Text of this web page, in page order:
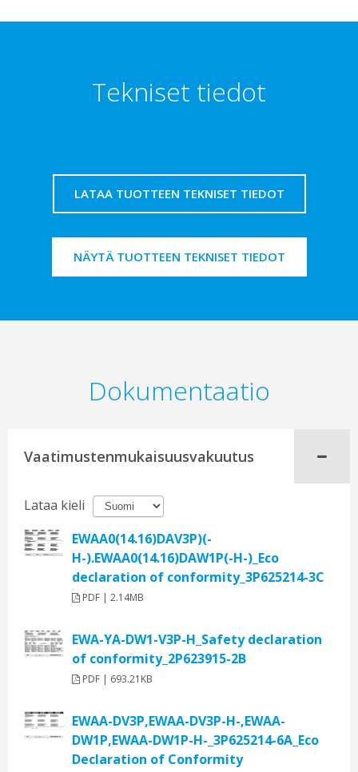
Tekniset tiedot
LATAA TUOTTEEN TEKNISET TIEDOT
NÄYTÄ TUOTTEEN TEKNISET TIEDOT
Dokumentaatio
Vaatimustenmukaisuusvakuutus
Lataa kieli
EWAA0(14.16)DAV3P)(-
H-).EWAA0(14.16)DAW1P(-H-)_Eco
declaration of conformity_3P625214-3C
PDF | 2.14MB
EWA-YA-DW1-V3P-H_Safety declaration
of conformity_2P623915-2B
PDF | 693.21KB
EWAA-DV3P,EWAA-DV3P-H-,EWAA-
DW1P,EWAA-DW1P-H-_3P625214-6A_Eco
Declaration of Conformity